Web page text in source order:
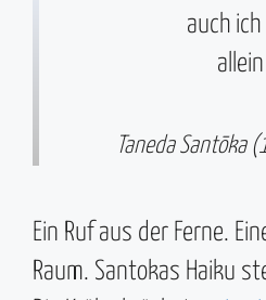
auch
allein
Taneda Santōka
Ein Ruf aus der Ferne.
Raum. Santokas Haiku